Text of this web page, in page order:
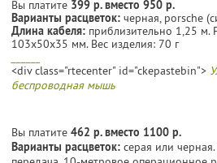
Вы платите 399 р. вместо 950 р.
Варианты расцветок: черная, porsche
Длина кабеля: приблизительно 1,25 м.
103x50x35 мм. Вес изделия: 70 г
<div class="rtecenter" id="ckepastebin">
беспроводная мышь
Вы платите 462 р. вместо 1100 р.
Варианты расцветок: серая или